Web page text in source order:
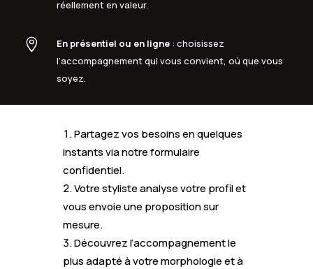
réellement en valeur.
 En présentiel ou en ligne: choisissez
l’accompagnement qui vous convient, où que vous
soyez.
Partagez vos besoins en quelques
instants via notre formulaire
confidentiel.
Votre styliste analyse votre profil et
vous envoie une proposition sur
mesure.
Découvrez l’accompagnement le
plus adapté à votre morphologie et à